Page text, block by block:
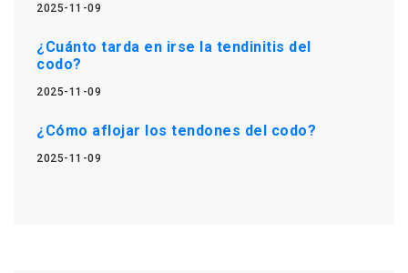
2025-11-09
¿Cuánto tarda en irse la tendinitis del
codo?
2025-11-09
¿Cómo aflojar los tendones del codo?
2025-11-09